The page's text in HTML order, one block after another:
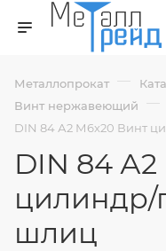
Металлопрокат —
Винт нержавеющий —
DIN 84 А2 М6х20 Винт
DIN 84
цилиндр/
шлиц